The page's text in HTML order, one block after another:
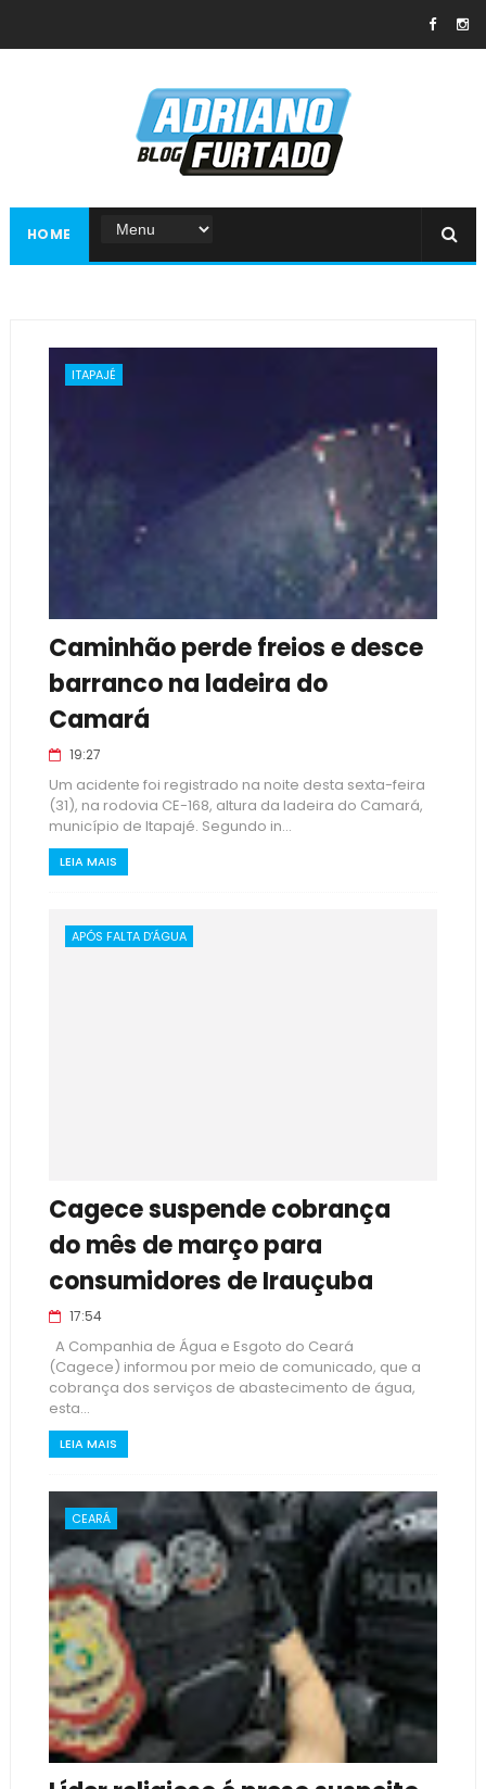
HOME
ITAPAJÉ
Caminhão perde freios e desce
barranco na ladeira do
Camará
19:27
Um acidente foi registrado na noite desta sexta-feira
(31), na rodovia CE-168, altura da ladeira do Camará,
município de Itapajé. Segundo in...
LEIA MAIS
APÓS FALTA D’ÁGUA
Cagece suspende cobrança
do mês de março para
consumidores de Irauçuba
17:54
A Companhia de Água e Esgoto do Ceará
(Cagece) informou por meio de comunicado, que a
cobrança dos serviços de abastecimento de água,
esta...
LEIA MAIS
CEARÁ